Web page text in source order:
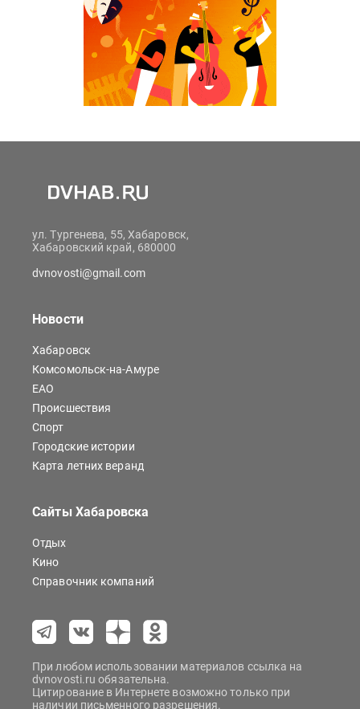
ул. Тургенева, 55, Хабаровск,
Хабаровский край, 680000
dvnovosti@gmail.com
Новости
Хабаровск
Комсомольск-на-Амуре
ЕАО
Происшествия
Спорт
Городские истории
Карта летних веранд
Сайты Хабаровска
Отдых
Кино
Справочник компаний
При любом использовании материалов ссылка на
dvnovosti.ru обязательна.
Цитирование в Интернете возможно только при
наличии письменного разрешения.